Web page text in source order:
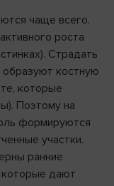
чаще всего.
роста
Страдать
образуют костную
которые
Поэтому на
формируются
участки.
ранние
которые дают